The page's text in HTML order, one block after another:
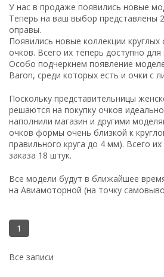
У нас в продаже появились новые
Теперь на ваш выбор представлены
оправы.
Появились новые коллекции
очков. Всего их теперь доступно
Особо подчеркнем появление
Baron, среди которых есть и очки с
Поскольку представительницы
решаются на покупку очков
наполнили магазин и другими
очков формы очень близкой к
правильного круга до 4 мм). Всего
заказа 18 штук.
Все модели будут в ближайшее
на Авиамоторной (на точку
1
Все записи